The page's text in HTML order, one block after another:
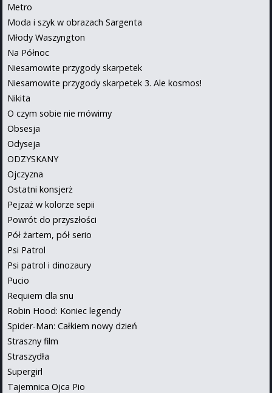
Metro
Moda i szyk w obrazach Sargenta
Młody Waszyngton
Na Północ
Niesamowite przygody skarpetek
Niesamowite przygody skarpetek 3. Ale kosmos!
Nikita
O czym sobie nie mówimy
Obsesja
Odyseja
ODZYSKANY
Ojczyzna
Ostatni konsjerż
Pejzaż w kolorze sepii
Powrót do przyszłości
Pół żartem, pół serio
Psi Patrol
Psi patrol i dinozaury
Pucio
Requiem dla snu
Robin Hood: Koniec legendy
Spider-Man: Całkiem nowy dzień
Straszny film
Straszydła
Supergirl
Tajemnica Ojca Pio